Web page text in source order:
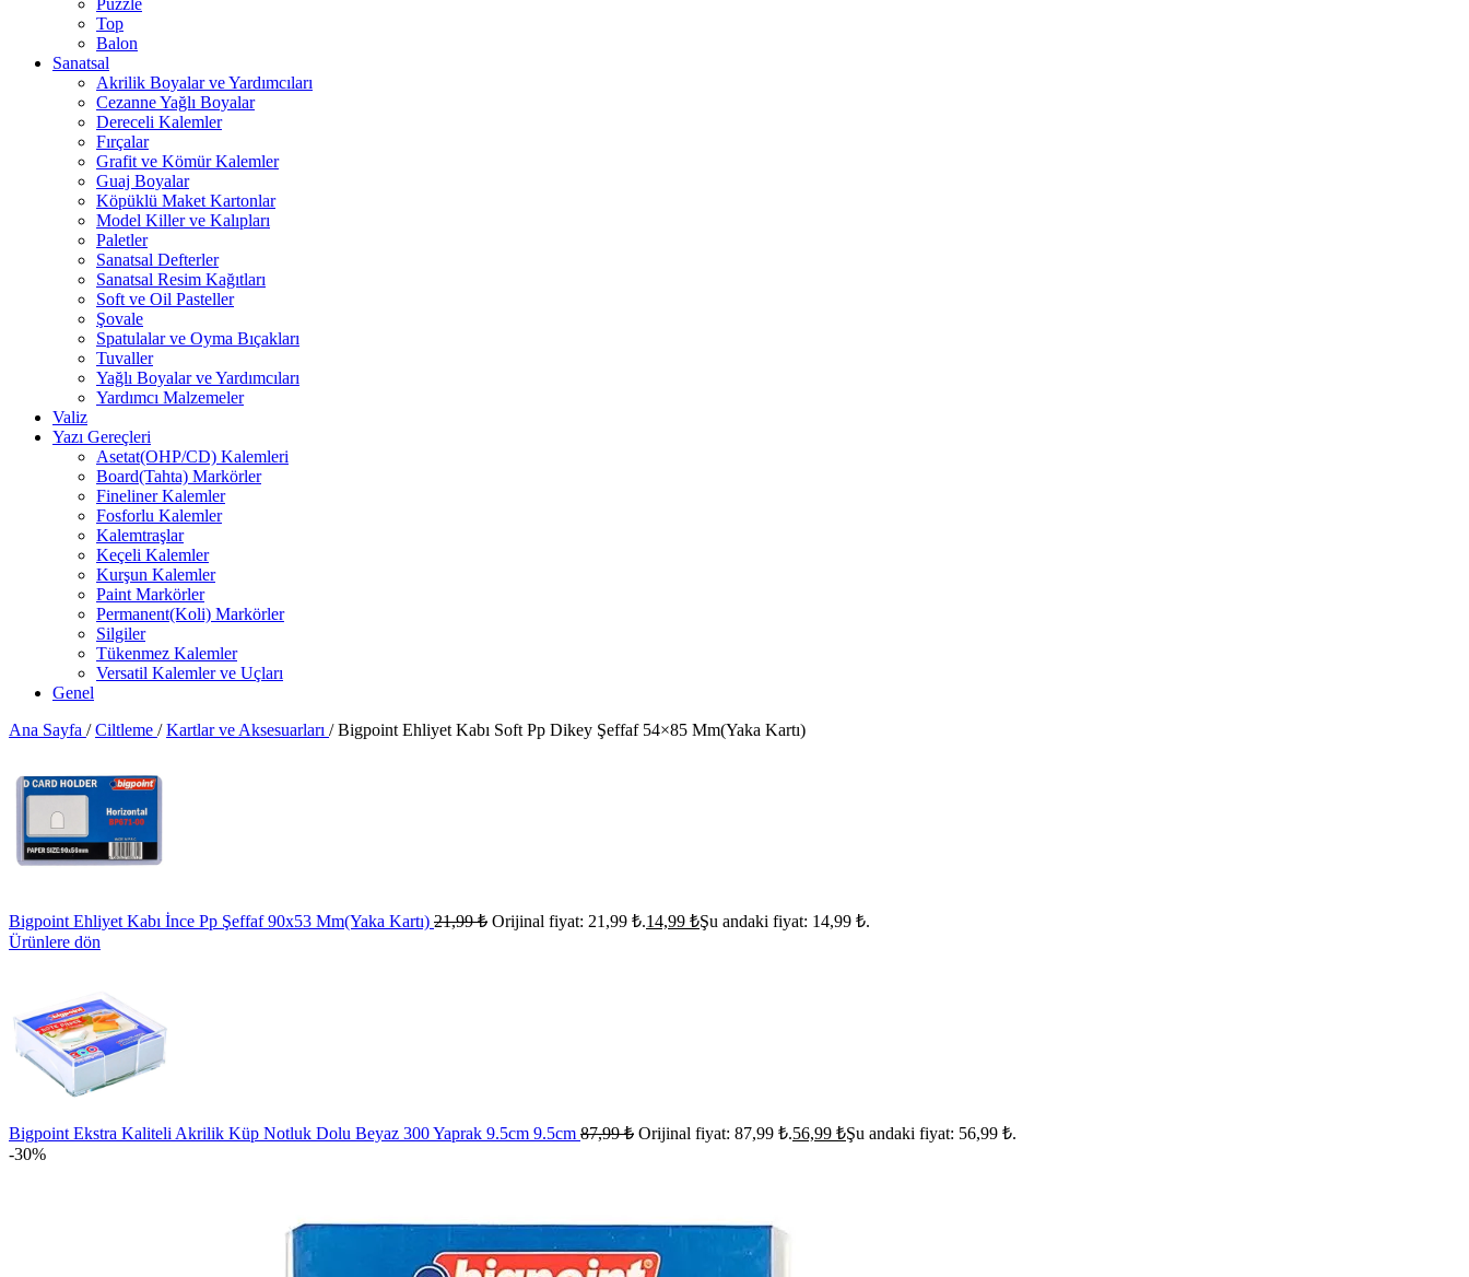
Puzzle
Top
Balon
Sanatsal
Akrilik Boyalar ve Yardımcıları
Cezanne Yağlı Boyalar
Dereceli Kalemler
Fırçalar
Grafit ve Kömür Kalemler
Guaj Boyalar
Köpüklü Maket Kartonlar
Model Killer ve Kalıpları
Paletler
Sanatsal Defterler
Sanatsal Resim Kağıtları
Soft ve Oil Pasteller
Şovale
Spatulalar ve Oyma Bıçakları
Tuvaller
Yağlı Boyalar ve Yardımcıları
Yardımcı Malzemeler
Valiz
Yazı Gereçleri
Asetat(OHP/CD) Kalemleri
Board(Tahta) Markörler
Fineliner Kalemler
Fosforlu Kalemler
Kalemtraşlar
Keçeli Kalemler
Kurşun Kalemler
Paint Markörler
Permanent(Koli) Markörler
Silgiler
Tükenmez Kalemler
Versatil Kalemler ve Uçları
Genel
Ana Sayfa / Ciltleme / Kartlar ve Aksesuarları / Bigpoint Ehliyet Kabı Soft Pp Dikey Şeffaf 54×85 Mm(Yaka Kartı)
Bigpoint Ehliyet Kabı İnce Pp Şeffaf 90x53 Mm(Yaka Kartı) 21,99₺ Orijinal fiyat: 21,99 ₺.14,99 ₺Şu andaki fiyat: 14,99 ₺.
Ürünlere dön
Bigpoint Ekstra Kaliteli Akrilik Küp Notluk Dolu Beyaz 300 Yaprak 9.5cm 9.5cm 87,99₺ Orijinal fiyat: 87,99 ₺.56,99 ₺Şu andaki fiyat: 56,99 ₺.
-30%